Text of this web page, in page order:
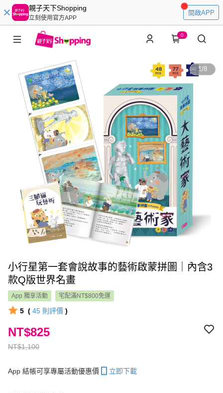
親子天下Shopping
立刻使用官方APP
開啟APP
0
1/8
小行星第一套會說故事的藝術啟蒙拼圖｜內含3
款Q版世界名畫
App 獨享活動 宅配滿NT$800免運
5 ( 45 則評價 )
NT$1,100
NT$825
App 結帳可享專屬活動優惠價 立即下載